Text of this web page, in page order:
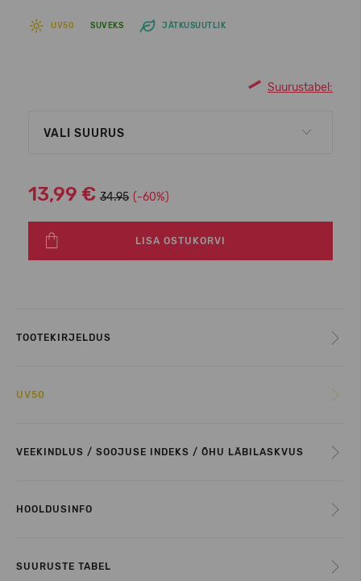
UV50 SUVEKS JÄTKUSUUTLIK
Suurustabel:
VALI SUURUS
13,99 € 34.95 (-60%)
LISA OSTUKORVI
TOOTEKIRJELDUS
UV50
VEEKINDLUS / SOOJUSE INDEKS / ÕHU LÄBILASKVUS
HOOLDUSINFO
SUURUSTE TABEL